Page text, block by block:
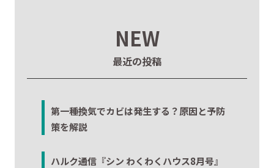
NEW
最近の投稿
第一種換気でカビは発生する？原因と予防
策を解説
ハルク通信『シン わくわくハウス8月号』